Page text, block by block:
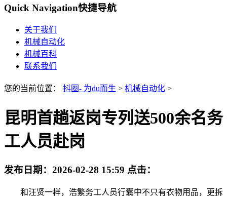
Quick Navigation快捷导航
关于我们
机械自动化
机械百科
联系我们
您的当前位置： 抖圈- 为du而生 > 机械自动化 >
昆明首趟返岗专列送500余名务
工人员赴岗
发布日期： 2026-02-28 15:59 点击：
和汪贤一样，浩繁务工人员行囊中不只有衣物用品，更拆